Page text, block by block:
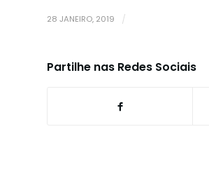
28 JANEIRO, 2019 /
Partilhe nas Redes Sociais